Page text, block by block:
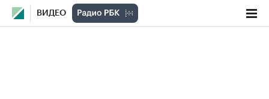
ВИДЕО